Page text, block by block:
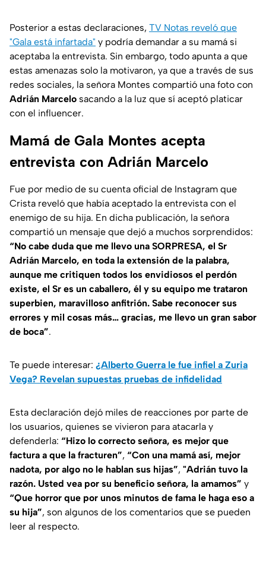
Posterior a estas declaraciones, TV Notas reveló que
"Gala está infartada" y podría demandar a su mamá si
aceptaba la entrevista. Sin embargo, todo apunta a que
estas amenazas solo la motivaron, ya que a través de sus
redes sociales, la señora Montes compartió una foto con
Adrián Marcelo sacando a la luz que sí aceptó platicar
con el influencer.
Mamá de Gala Montes acepta
entrevista con Adrián Marcelo
Fue por medio de su cuenta oficial de Instagram que
Crista reveló que había aceptado la entrevista con el
enemigo de su hija. En dicha publicación, la señora
compartió un mensaje que dejó a muchos sorprendidos:
“No cabe duda que me llevo una SORPRESA, el Sr
Adrián Marcelo, en toda la extensión de la palabra,
aunque me critiquen todos los envidiosos el perdón
existe, el Sr es un caballero, él y su equipo me trataron
superbien, maravilloso anfitrión. Sabe reconocer sus
errores y mil cosas más… gracias, me llevo un gran sabor
de boca”.
Te puede interesar: ¿Alberto Guerra le fue infiel a Zuria
Vega? Revelan supuestas pruebas de infidelidad
Esta declaración dejó miles de reacciones por parte de
los usuarios, quienes se vivieron para atacarla y
defenderla: “Hizo lo correcto señora, es mejor que
factura a que la fracturen”, “Con una mamá así, mejor
nadota, por algo no le hablan sus hijas”, "Adrián tuvo la
razón. Usted vea por su beneficio señora, la amamos” y
“Que horror que por unos minutos de fama le haga eso a
su hija”, son algunos de los comentarios que se pueden
leer al respecto.